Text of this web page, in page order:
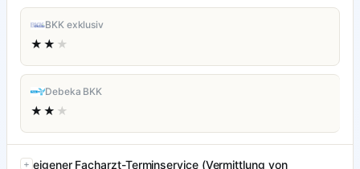
BKK exklusiv
★★ ★
Debeka BKK
★★ ★
eigener Facharzt-Terminservice (Vermittlung von